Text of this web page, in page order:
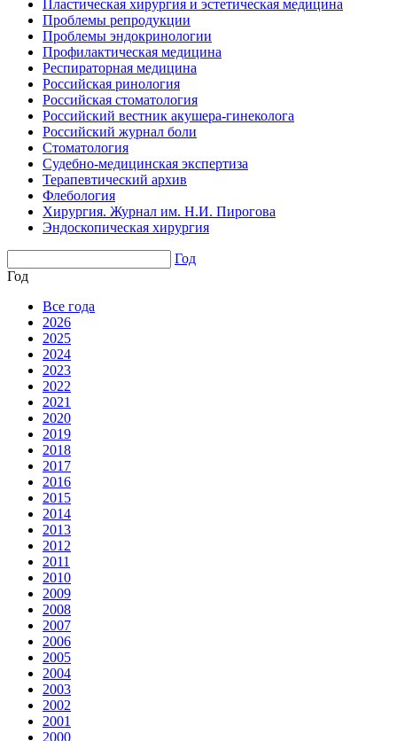
Пластическая хирургия и эстетическая медицина
Проблемы репродукции
Проблемы эндокринологии
Профилактическая медицина
Респираторная медицина
Российская ринология
Российская стоматология
Российский вестник акушера-гинеколога
Российский журнал боли
Стоматология
Судебно-медицинская экспертиза
Терапевтический архив
Флебология
Хирургия. Журнал им. Н.И. Пирогова
Эндоскопическая хирургия
Год
Год
Все года
2026
2025
2024
2023
2022
2021
2020
2019
2018
2017
2016
2015
2014
2013
2012
2011
2010
2009
2008
2007
2006
2005
2004
2003
2002
2001
2000